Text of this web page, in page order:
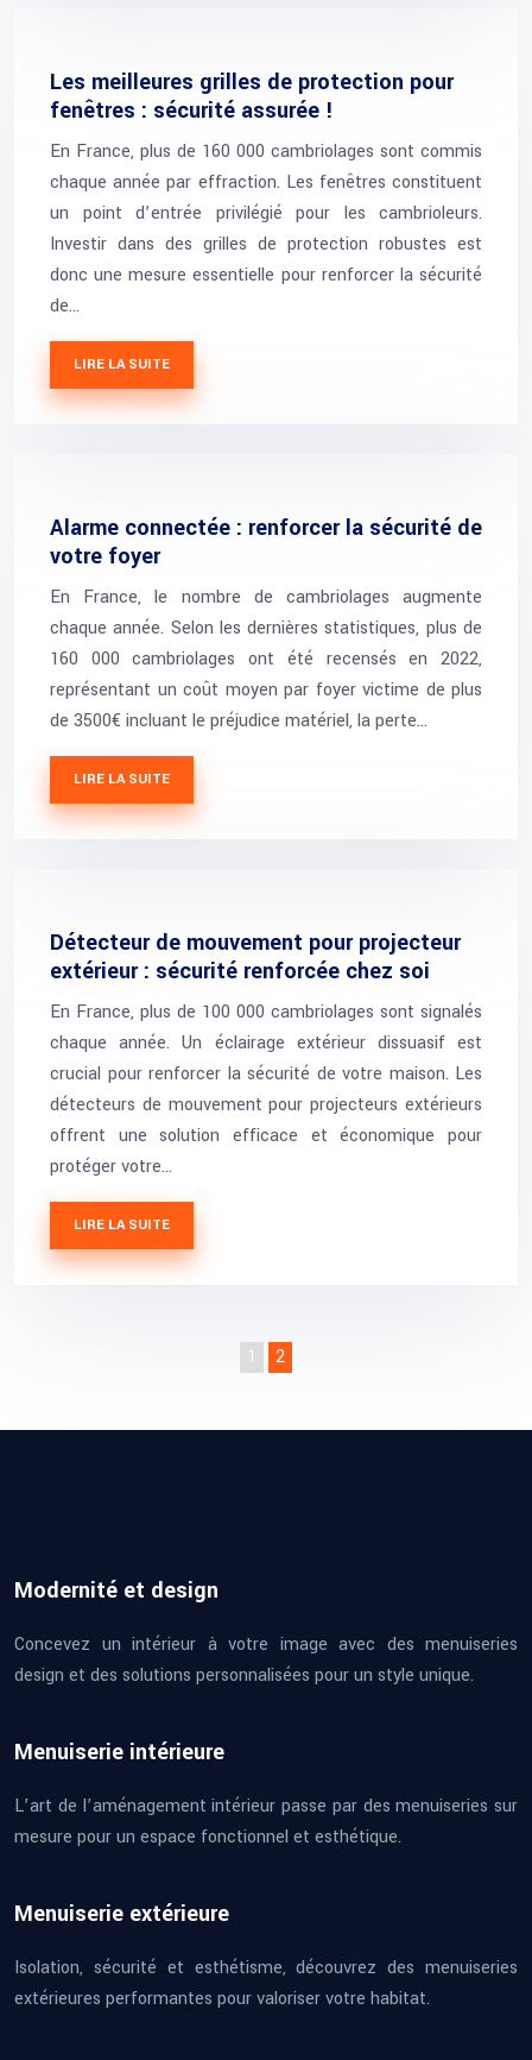
Les meilleures grilles de protection pour
fenêtres : sécurité assurée !
En France, plus de 160 000 cambriolages sont commis
chaque année par effraction. Les fenêtres constituent
un point d’entrée privilégié pour les cambrioleurs.
Investir dans des grilles de protection robustes est
donc une mesure essentielle pour renforcer la sécurité
de…
LIRE LA SUITE
Alarme connectée : renforcer la sécurité de
votre foyer
En France, le nombre de cambriolages augmente
chaque année. Selon les dernières statistiques, plus de
160 000 cambriolages ont été recensés en 2022,
représentant un coût moyen par foyer victime de plus
de 3500€ incluant le préjudice matériel, la perte…
LIRE LA SUITE
Détecteur de mouvement pour projecteur
extérieur : sécurité renforcée chez soi
En France, plus de 100 000 cambriolages sont signalés
chaque année. Un éclairage extérieur dissuasif est
crucial pour renforcer la sécurité de votre maison. Les
détecteurs de mouvement pour projecteurs extérieurs
offrent une solution efficace et économique pour
protéger votre…
LIRE LA SUITE
1 2
Modernité et design
Concevez un intérieur à votre image avec des menuiseries
design et des solutions personnalisées pour un style unique.
Menuiserie intérieure
L’art de l’aménagement intérieur passe par des menuiseries sur
mesure pour un espace fonctionnel et esthétique.
Menuiserie extérieure
Isolation, sécurité et esthétisme, découvrez des menuiseries
extérieures performantes pour valoriser votre habitat.